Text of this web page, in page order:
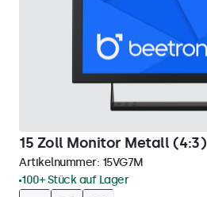
15 Zoll Monitor Metall (4:3)
Artikelnummer: 15VG7M
100+ Stück auf Lager